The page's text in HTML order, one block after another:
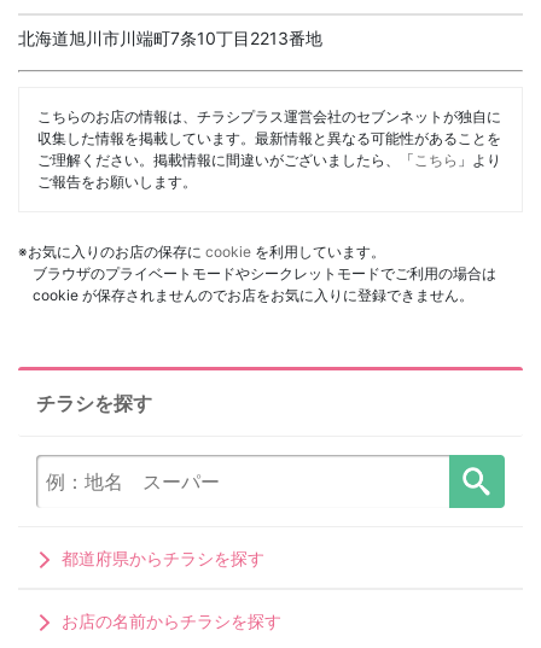
北海道旭川市川端町7条10丁目2213番地
こちらのお店の情報は、チラシプラス運営会社のセブンネットが独自に
収集した情報を掲載しています。最新情報と異なる可能性があることを
ご理解ください。掲載情報に間違いがございましたら、「 こちら 」より
ご報告をお願いします。
※お気に入りのお店の保存に cookie を利用しています。
ブラウザのプライベートモードやシークレットモードでご利用の場合は
cookie が保存されませんのでお店をお気に入りに登録できません。
チラシを探す
都道府県からチラシを探す
お店の名前からチラシを探す